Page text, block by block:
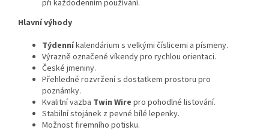
při každodenním používání.
Hlavní výhody
Týdenníkalendárium s velkými číslicemi a písmeny.
Výrazně označené víkendy pro rychlou orientaci.
České jmeniny.
Přehledné rozvržení s dostatkem prostoru pro
poznámky.
Kvalitní vazba Twin Wire pro pohodlné listování.
Stabilní stojánek z pevné bílé lepenky.
Možnost firemního potisku.